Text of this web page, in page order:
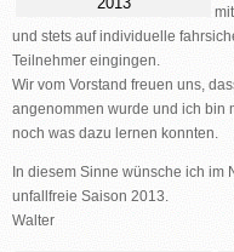
und stets auf individuelle
Teilnehmer eingingen.
Wir vom Vorstand freuen uns,
angenommen wurde und ich bin
noch was dazu lernen konnten.
In diesem Sinne wünsche ich im
unfallfreie Saison 2013.
Walter